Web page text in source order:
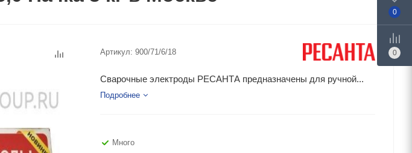
Артикул: 900/71/6/18
Сварочные электроды РЕСАНТА предназначены для ручной...
Подробнее
Много
0
0